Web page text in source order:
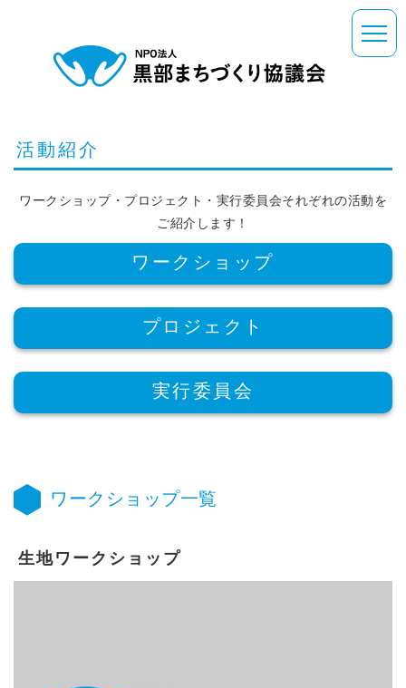
活動紹介
ワークショップ・プロジェクト・実行委員会それぞれの活動を
ご紹介します！
ワークショップ
プロジェクト
実行委員会
ワークショップ一覧
生地ワークショップ